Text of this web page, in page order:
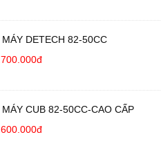
MÁY DETECH 82-50CC
MÁY CUB 82-50CC-CAO CẤP